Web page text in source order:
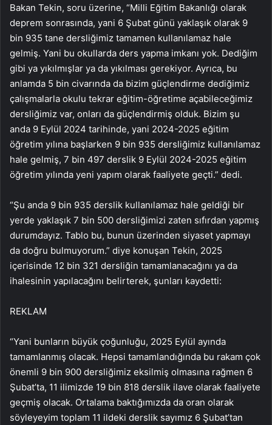
Bakan Tekin, soru üzerine, “Milli Eğitim Bakanlığı olarak
deprem sonrasında, yani 6 Şubat günü yaklaşık olarak 9
bin 935 tane dersliğimiz tamamen kullanılamaz hale
gelmiş. Yani bu okullarda ders yapma imkanı yok. Dediğim
gibi ya yıkılmışlar ya da yıkılması gerekiyor. Ayrıca, bu
anlamda 5 bin civarında da bizim güçlendirme dediğimiz
çalışmalarla okulu tekrar eğitim-öğretime açabileceğimiz
dersliğimiz var, onları da güçlendirmiş olduk. Bizim şu
anda 9 Eylül 2024 tarihinde, yani 2024-2025 eğitim
öğretim yılına başlarken 9 bin 935 dersliğimiz kullanılamaz
hale gelmiş, 7 bin 497 derslik 9 Eylül 2024-2025 eğitim
öğretim yılında yeni yapım olarak faaliyete geçti.” dedi.
“Şu anda 9 bin 935 derslik kullanılamaz hale geldiği bir
yerde yaklaşık 7 bin 500 dersliğimizi zaten sıfırdan yapmış
durumdayız. Tablo bu, bunun üzerinden siyaset yapmayı
da doğru bulmuyorum.” diye konuşan Tekin, 2025
içerisinde 12 bin 321 dersliğin tamamlanacağını ya da
ihalesinin yapılacağını belirterek, şunları kaydetti:
REKLAM
“Yani bunların büyük çoğunluğu, 2025 Eylül ayında
tamamlanmış olacak. Hepsi tamamlandığında bu rakam çok
önemli 9 bin 900 dersliğimiz eksilmiş olmasına rağmen 6
Şubat’ta, 11 ilimizde 19 bin 818 derslik ilave olarak faaliyete
geçmiş olacak. Ortalama baktığımızda da oran olarak
söyleyeyim toplam 11 ildeki derslik sayımız 6 Şubat’tan